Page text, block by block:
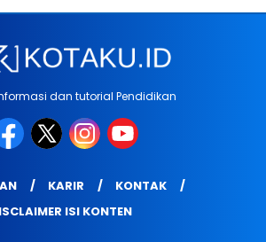
dan tutorial Pendidikan
KARIR
KONTAK
ISI KONTEN